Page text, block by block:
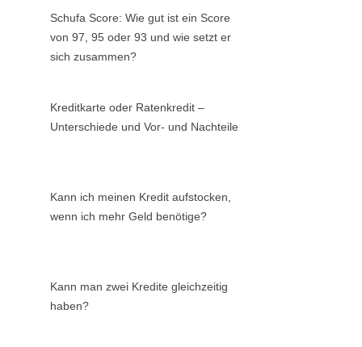
Schufa Score: Wie gut ist ein Score
von 97, 95 oder 93 und wie setzt er
sich zusammen?
Kreditkarte oder Ratenkredit –
Unterschiede und Vor- und Nachteile
Kann ich meinen Kredit aufstocken,
wenn ich mehr Geld benötige?
Kann man zwei Kredite gleichzeitig
haben?